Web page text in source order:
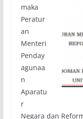
maka
Peratur
an
Menteri
Penday
agunaa
n
Aparatu
r
Negara dan